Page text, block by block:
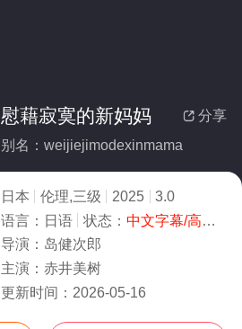
 分享
慰藉寂寞的新妈妈
别名：weijiejimodexinmama
日本 伦理,三级 2025
3.0
语言： 日语 状态： 中文字幕/高清
导演： 岛健次郎
主演： 赤井美树
更新时间： 2026-05-16